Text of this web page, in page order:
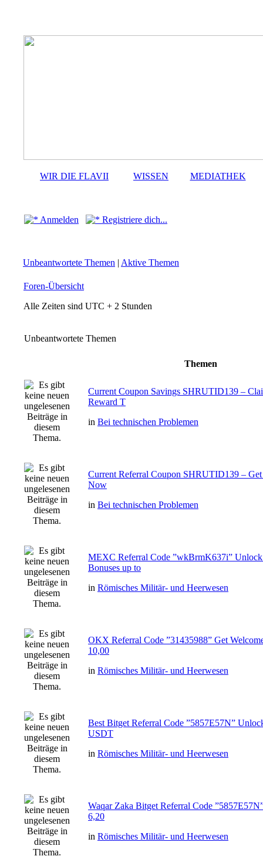
WIR DIE FLAVII WISSEN MEDIATHEK
Anmelden Registriere dich...
Unbeantwortete Themen | Aktive Themen
Foren-Übersicht
Alle Zeiten sind UTC + 2 Stunden
Unbeantwortete Themen
Themen
Current Coupon Savings SHRUTID139 –
Reward T
in Bei technischen Problemen
Current Referral Coupon SHRUTID139 –
Now
in Bei technischen Problemen
MEXC Referral Code ”wkBrmK637i” Unlock
Bonuses up to
in Römisches Militär- und Heerwesen
OKX Referral Code ”31435988” Get
10,00
in Römisches Militär- und Heerwesen
Best Bitget Referral Code ”5857E57N”
USDT
in Römisches Militär- und Heerwesen
Waqar Zaka Bitget Referral Code
6,20
in Römisches Militär- und Heerwesen